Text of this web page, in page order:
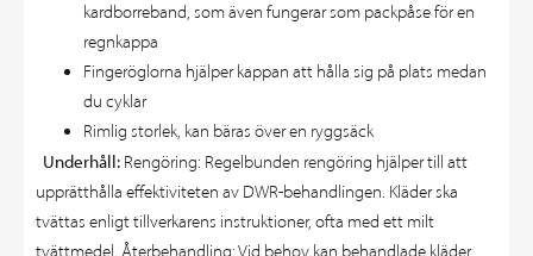
kardborreband, som även fungerar som packpåse för en
regnkappa
Fingeröglorna hjälper kappan att hålla sig på plats medan
du cyklar
Rimlig storlek, kan bäras över en ryggsäck
Underhåll: Rengöring: Regelbunden rengöring hjälper till att
upprätthålla effektiviteten av DWR-behandlingen. Kläder ska
tvättas enligt tillverkarens instruktioner, ofta med ett milt
tvättmedel. Återbehandling: Vid behov kan behandlade kläder